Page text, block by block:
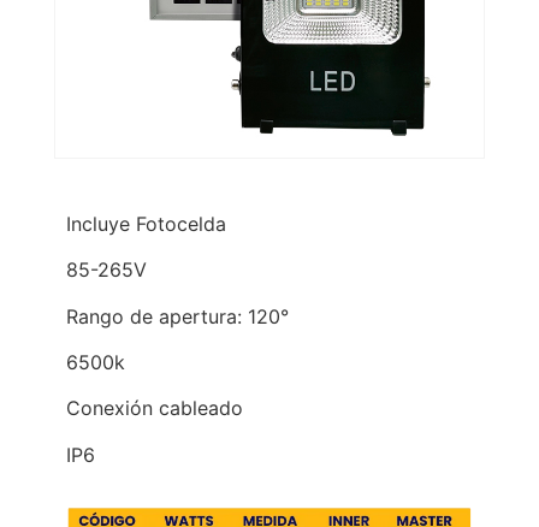
Incluye Fotocelda
85-265V
Rango de apertura: 120°
6500k
Conexión cableado
IP6